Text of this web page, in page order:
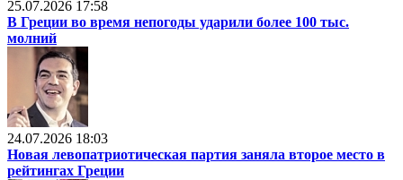
25.07.2026 17:58
В Греции во время непогоды ударили более 100 тыс.
молний
24.07.2026 18:03
Новая левопатриотическая партия заняла второе место в
рейтингах Греции